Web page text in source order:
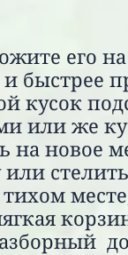
его
и быстрее
или же
на новое